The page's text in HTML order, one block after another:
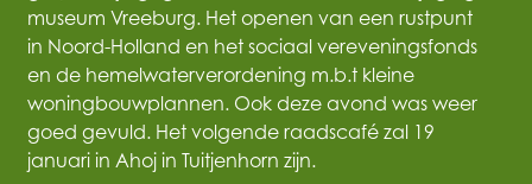
museum Vreeburg. Het openen van een rustpunt
in Noord-Holland en het sociaal vereveningsfonds
en de hemelwaterverordening m.b.t kleine
woningbouwplannen. Ook deze avond was weer
goed gevuld. Het volgende raadscafé zal 19
januari in Ahoj in Tuitjenhorn zijn.